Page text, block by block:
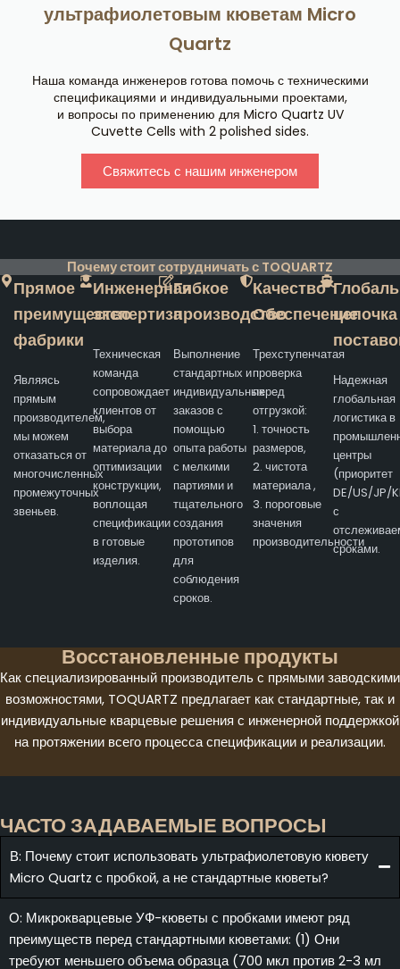
ультрафиолетовым кюветам Micro
Quartz
Наша команда инженеров готова помочь с техническими
спецификациями и индивидуальными проектами,
и вопросы по применению для Micro Quartz UV
Cuvette Cells with 2 polished sides.
Свяжитесь с нашим инженером
Почему стоит сотрудничать с TOQUARTZ
Прямое
преимущество
фабрики
Являясь
прямым
производителем,
мы можем
отказаться от
многочисленных
промежуточных
звеньев.
Инженерная
экспертиза
Техническая
команда
сопровождает
клиентов от
выбора
материала до
оптимизации
конструкции,
воплощая
спецификации
в готовые
изделия.
Гибкое
производство
Выполнение
стандартных и
индивидуальных
заказов с
помощью
опыта работы
с мелкими
партиями и
тщательного
создания
прототипов
для
соблюдения
сроков.
Качество
Обеспечение
Трехступенчатая
проверка
перед
отгрузкой:
1. точность
размеров,
2. чистота
материала ,
3. пороговые
значения
производительности
цепочка
Надежная
глобальная
логистика в
центры
(приоритет
DE/US/JP/
с
сроками.
Восстановленные продукты
Как специализированный производитель с прямыми заводскими
возможностями, TOQUARTZ предлагает как стандартные, так и
индивидуальные кварцевые решения с инженерной поддержкой
на протяжении всего процесса спецификации и реализации.
ЧАСТО ЗАДАВАЕМЫЕ ВОПРОСЫ
В: Почему стоит использовать ультрафиолетовую кювету
Micro Quartz с пробкой, а не стандартные кюветы?
О: Микрокварцевые УФ-кюветы с пробками имеют ряд
преимуществ перед стандартными кюветами: (1) Они
требуют меньшего объема образца (700 мкл против 2-3 мл